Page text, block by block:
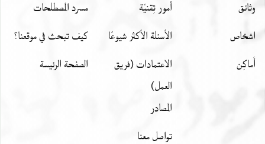
وثائق
اشخاص
أَماكِن
أمور تِقنيّة
الأسئلة الأكثر شيوعًا
الاعتمادات (فريق
العمل)
المصادر
تواصل معنا
مسرد المصطلحات
كيف تبحث في موقعنا؟
الصفحة الرئيسة